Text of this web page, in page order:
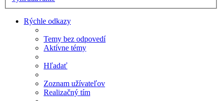
Rýchle odkazy
Temy bez odpovedí
Aktívne témy
Hľadať
Zoznam užívateľov
Realizačný tím